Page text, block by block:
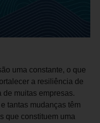
uma constante, o que
a resiliência de
de muitas empresas.
tantas mudanças têm
que constituem uma